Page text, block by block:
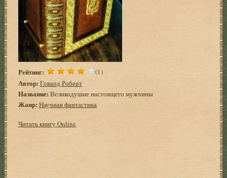
Рейтинг: (1)
Автор: Говард Роберт
Название: Великодушие настоящего мужчины
Жанр: Научная фантастика
Читать книгу Online